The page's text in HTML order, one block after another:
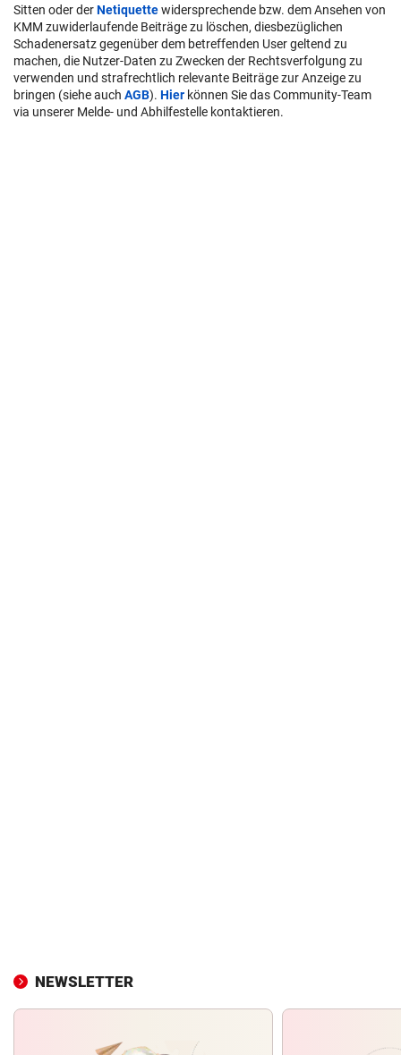
Sitten oder derNetiquettewidersprechende bzw. dem Ansehen von
KMM zuwiderlaufende Beiträge zu löschen, diesbezüglichen
Schadenersatz gegenüber dem betreffenden User geltend zu
machen, die Nutzer-Daten zu Zwecken der Rechtsverfolgung zu
verwenden und strafrechtlich relevante Beiträge zur Anzeige zu
bringen (siehe auch AGB). Hier können Sie das Community-Team
via unserer Melde- und Abhilfestelle kontaktieren.
NEWSLETTER